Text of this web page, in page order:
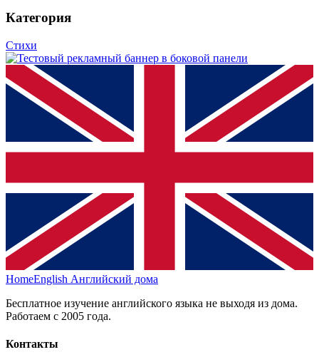
Категория
Стихи
HomeEnglish Английский дома
Бесплатное изучение английского языка не выходя из дома.
Работаем с 2005 года.
Контакты